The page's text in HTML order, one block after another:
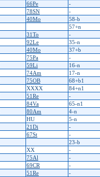
66Pe -
78SN -
40Mo 58-b
57+n
31To -
92Le 35-n
40Mo 37+b
75Pa -
59Li 16-n
74Am 17-n
75OB 68+b1
XXXX 84+n1
51Re -
84Va 65-n1
80Am 4-n
HU 5-n
21Di -
67St -
23-b
XX -
75Al -
69CR -
51Re -